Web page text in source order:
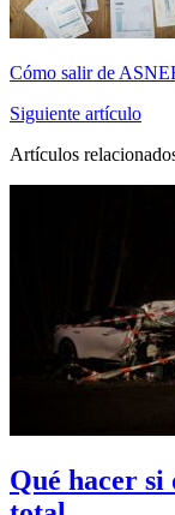
Cómo salir de
Siguiente artículo
Artículos
Qué hacer si